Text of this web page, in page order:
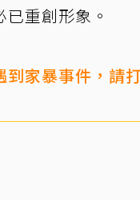
重創形象。
家暴事件，請